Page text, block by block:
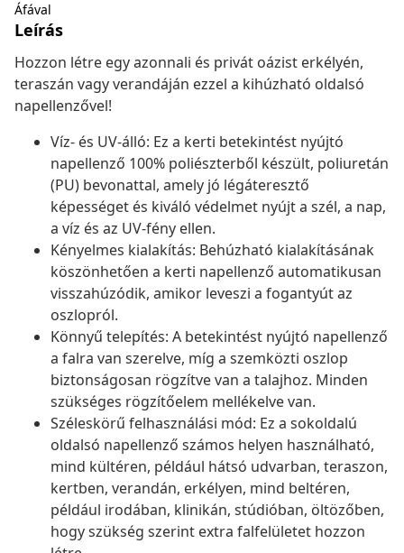
Áfával
Leírás
Hozzon létre egy azonnali és privát oázist erkélyén,
teraszán vagy verandáján ezzel a kihúzható oldalsó
napellenzővel!
Víz- és UV-álló: Ez a kerti betekintést nyújtó
napellenző 100% poliészterből készült, poliuretán
(PU) bevonattal, amely jó légáteresztő
képességet és kiváló védelmet nyújt a szél, a nap,
a víz és az UV-fény ellen.
Kényelmes kialakítás: Behúzható kialakításának
köszönhetően a kerti napellenző automatikusan
visszahúzódik, amikor leveszi a fogantyút az
oszlopról.
Könnyű telepítés: A betekintést nyújtó napellenző
a falra van szerelve, míg a szemközti oszlop
biztonságosan rögzítve van a talajhoz. Minden
szükséges rögzítőelem mellékelve van.
Széleskörű felhasználási mód: Ez a sokoldalú
oldalsó napellenző számos helyen használható,
mind kültéren, például hátsó udvarban, teraszon,
kertben, verandán, erkélyen, mind beltéren,
például irodában, klinikán, stúdióban, öltözőben,
hogy szükség szerint extra falfelületet hozzon